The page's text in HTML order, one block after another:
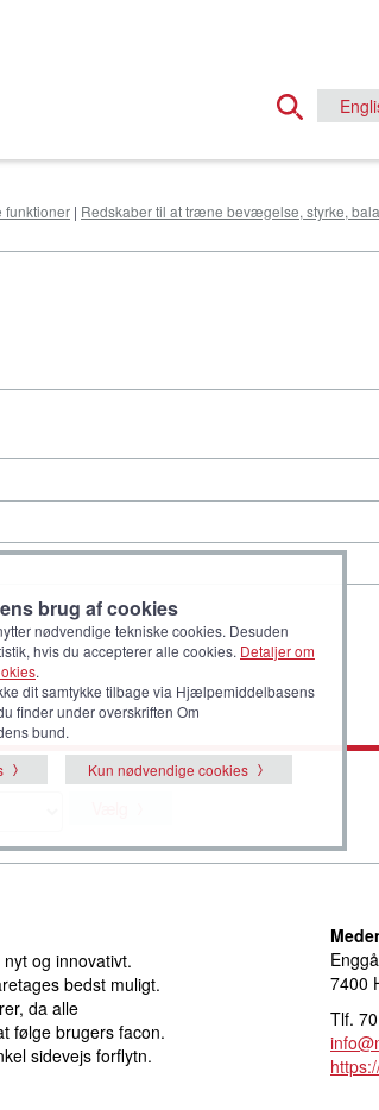
funktioner | Redskaber til at træne bevægelse, styrke,
og innovativt.
bedst muligt.
da alle
følge brugers facon.
sidevejs forflytn.
7400
Tlf.
brug af cookies
nødvendige tekniske cookies. Desuden
hvis du accepterer alle cookies. Detaljer om
.
dit samtykke tilbage via Hjælpemiddelbasens
finder under overskriften Om
bund.
Kun nødvendige cookies